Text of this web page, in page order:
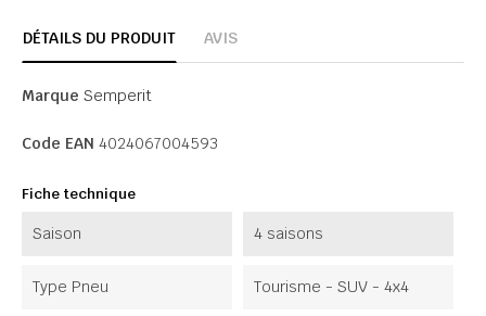
DÉTAILS DU PRODUIT AVIS
Marque Semperit
Code EAN 4024067004593
Fiche technique
Saison 4 saisons
Type Pneu Tourisme - SUV - 4x4